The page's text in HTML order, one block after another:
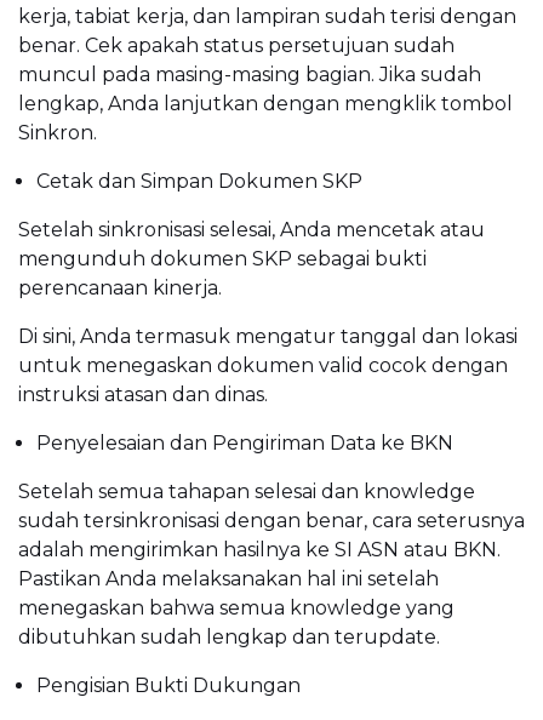
kerja, tabiat kerja, dan lampiran sudah terisi dengan
benar. Cek apakah status persetujuan sudah
muncul pada masing-masing bagian. Jika sudah
lengkap, Anda lanjutkan dengan mengklik tombol
Sinkron.
Cetak dan Simpan Dokumen SKP
Setelah sinkronisasi selesai, Anda mencetak atau
mengunduh dokumen SKP sebagai bukti
perencanaan kinerja.
Di sini, Anda termasuk mengatur tanggal dan lokasi
untuk menegaskan dokumen valid cocok dengan
instruksi atasan dan dinas.
Penyelesaian dan Pengiriman Data ke BKN
Setelah semua tahapan selesai dan knowledge
sudah tersinkronisasi dengan benar, cara seterusnya
adalah mengirimkan hasilnya ke SI ASN atau BKN.
Pastikan Anda melaksanakan hal ini setelah
menegaskan bahwa semua knowledge yang
dibutuhkan sudah lengkap dan terupdate.
Pengisian Bukti Dukungan